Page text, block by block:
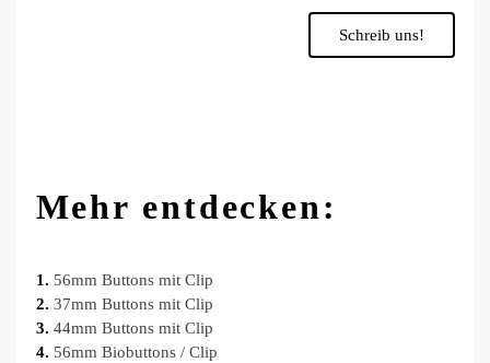
Schreib uns!
Mehr entdecken:
1. 56mm Buttons mit Clip
2. 37mm Buttons mit Clip
3. 44mm Buttons mit Clip
4. 56mm Biobuttons / Clip